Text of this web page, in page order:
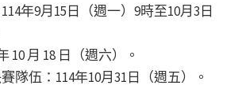
年9月15日（週一）9時至10月3日
10 月 18 日（週六）。
隊伍：114年10月31日（週五）。